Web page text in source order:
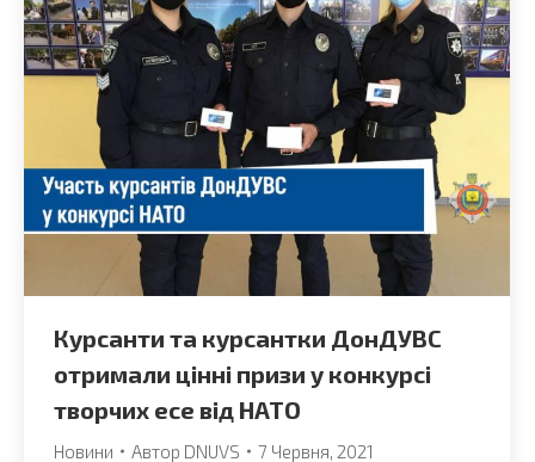
Курсанти та курсантки ДонДУВС
отримали цінні призи у конкурсі
творчих есе від НАТО
Новини Автор DNUVS 7 Червня, 2021